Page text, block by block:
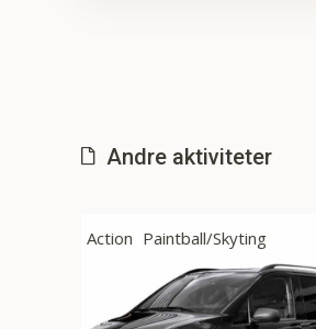
Andre aktiviteter
Action Paintball/Skyting